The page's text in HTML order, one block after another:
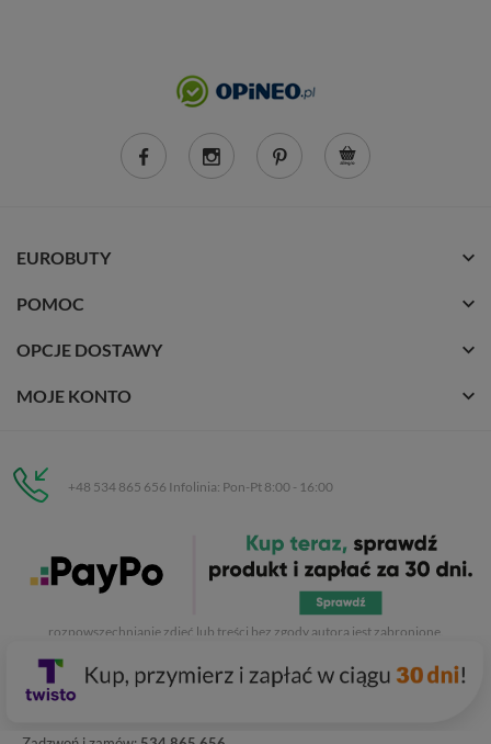
EUROBUTY
POMOC
OPCJE DOSTAWY
MOJE KONTO
+48 534 865 656 Infolinia: Pon-Pt 8:00 - 16:00
C.H. Respan, Rejtana 53a/250
35-326 Rzeszów
. Kopiowanie, przetwarzanie,
rozpowszechnianie zdjęć lub treści bez zgody autora jest zabronione.